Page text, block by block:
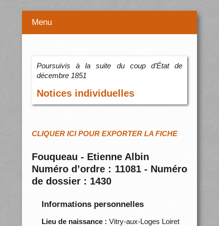
Menu
Poursuivis à la suite du coup d’État de
décembre 1851
Notices individuelles
CLIQUER ICI POUR EXPORTER LA FICHE
Fouqueau - Etienne Albin
Numéro d’ordre : 11081 - Numéro
de dossier : 1430
Informations personnelles
Lieu de naissance : Vitry-aux-Loges Loiret